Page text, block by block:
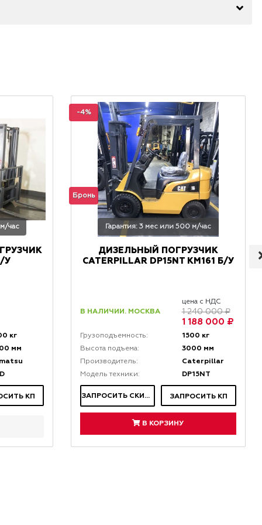
час
У
кг
мм
КП
Бронь
-4%
Гарантия: 3 мес или 500 м/час
ДИЗЕЛЬНЫЙ ПОГРУЗЧИК
CATERPILLAR DP15NT КМ161 Б/У
В НАЛИЧИИ. МОСКВА
цена с НДС
1 240 000 ₽
1 188 000 ₽
Грузоподъемность: 1500 кг
Высота подъема: 3000 мм
Производитель: Caterpillar
Модель техники: DP15NT
ЗАПРОСИТЬ СКИДКУ ЗАПРОСИТЬ КП
В КОРЗИНУ